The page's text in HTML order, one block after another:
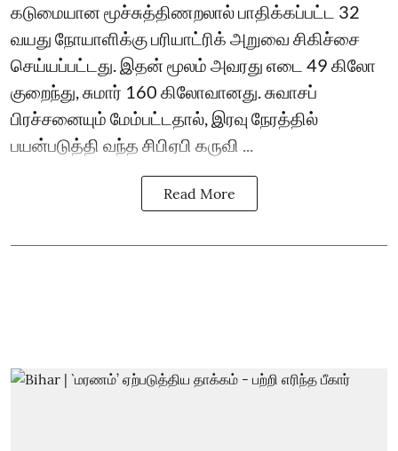
கடுமையான மூச்சுத்திணறலால் பாதிக்கப்பட்ட 32
வயது நோயாளிக்கு பரியாட்ரிக் அறுவை சிகிச்சை
செய்யப்பட்டது. இதன் மூலம் அவரது எடை 49 கிலோ
குறைந்து, சுமார் 160 கிலோவானது. சுவாசப்
பிரச்சனையும் மேம்பட்டதால், இரவு நேரத்தில்
பயன்படுத்தி வந்த சிபிஏபி கருவி ...
Read More